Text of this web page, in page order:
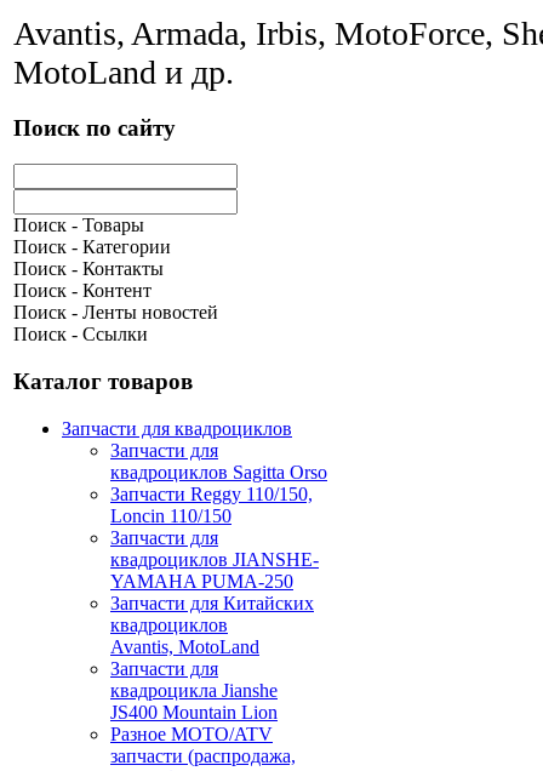
Avantis, Armada, Irbis, MotoForce,
MotoLand и др.
Поиск по сайту
Поиск - Товары
Поиск - Категории
Поиск - Контакты
Поиск - Контент
Поиск - Ленты новостей
Поиск - Ссылки
Каталог товаров
Запчасти для квадроциклов
Запчасти для
квадроциклов Sagitta Orso
Запчасти Reggy 110/150,
Loncin 110/150
Запчасти для
квадроциклов JIANSHE-
YAMAHA PUMA-250
Запчасти для Китайских
квадроциклов
Avantis, MotoLand
Запчасти для
квадроцикла Jianshe
JS400 Mountain Lion
Разное МОТО/ATV
запчасти (распродажа,